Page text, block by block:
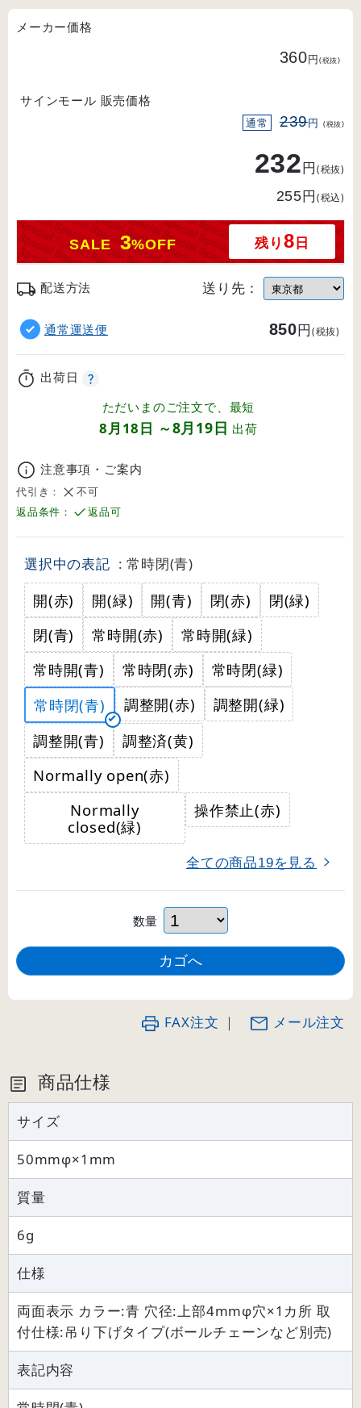
メーカー価格
360円(税抜)
サインモール 販売価格
通常 239円 (税抜)
232円(税抜)
255円(税込)
SALE 3%OFF 残り8日
配送方法 送り先：
通常運送便 850円(税抜)
出荷日
ただいまのご注文で、最短
8月18日 ～8月19日 出荷
注意事項・ご案内
代引き：
不可
返品条件：
返品可
選択中の表記 : 常時閉(青)
開(赤) 開(緑) 開(青) 閉(赤)
閉(緑)
閉(青)
常時開(赤)
常時開(緑)
常時開(青)
常時閉(赤)
常時閉(緑)
常時閉(青)
調整開(赤)
調整開(緑)
調整開(青)
調整済(黄)
Normally open(赤)
Normally
closed(緑)
操作禁止(赤)
全ての商品19を見る
数量
FAX注文 ｜ メール注文
商品仕様
サイズ
50mmφ×1mm
質量
6g
仕様
両面表示 カラー:青 穴径:上部4mmφ穴×1カ所 取
付仕様:吊り下げタイプ(ボールチェーンなど別売)
表記内容